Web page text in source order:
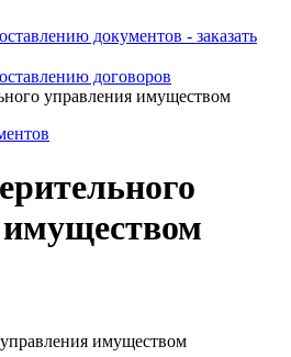
документов - заказать
договоров
управления имуществом
имуществом